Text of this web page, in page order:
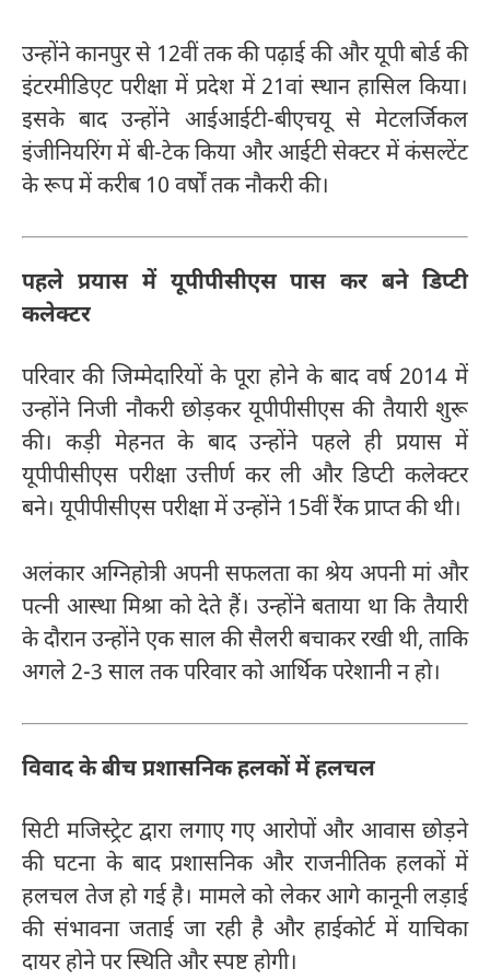
उन्होंने कानपुर से 12वीं तक की पढ़ाई की और यूपी बोर्ड की
इंटरमीडिएट परीक्षा में प्रदेश में 21वां स्थान हासिल किया।
इसके बाद उन्होंने आईआईटी-बीएचयू से मेटलर्जिकल
इंजीनियरिंग में बी-टेक किया और आईटी सेक्टर में कंसल्टेंट
के रूप में करीब 10 वर्षों तक नौकरी की।
पहले प्रयास में यूपीपीसीएस पास कर बने डिप्टी
कलेक्टर
परिवार की जिम्मेदारियों के पूरा होने के बाद वर्ष 2014 में
उन्होंने निजी नौकरी छोड़कर यूपीपीसीएस की तैयारी शुरू
की। कड़ी मेहनत के बाद उन्होंने पहले ही प्रयास में
यूपीपीसीएस परीक्षा उत्तीर्ण कर ली और डिप्टी कलेक्टर
बने। यूपीपीसीएस परीक्षा में उन्होंने 15वीं रैंक प्राप्त की थी।
अलंकार अग्निहोत्री अपनी सफलता का श्रेय अपनी मां और
पत्नी आस्था मिश्रा को देते हैं। उन्होंने बताया था कि तैयारी
के दौरान उन्होंने एक साल की सैलरी बचाकर रखी थी, ताकि
अगले 2-3 साल तक परिवार को आर्थिक परेशानी न हो।
विवाद के बीच प्रशासनिक हलकों में हलचल
सिटी मजिस्ट्रेट द्वारा लगाए गए आरोपों और आवास छोड़ने
की घटना के बाद प्रशासनिक और राजनीतिक हलकों में
हलचल तेज हो गई है। मामले को लेकर आगे कानूनी लड़ाई
की संभावना जताई जा रही है और हाईकोर्ट में याचिका
दायर होने पर स्थिति और स्पष्ट होगी।